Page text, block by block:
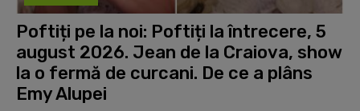
Poftiți pe la noi: Poftiți la întrecere, 5
august 2026. Jean de la Craiova, show
la o fermă de curcani. De ce a plâns
Emy Alupei